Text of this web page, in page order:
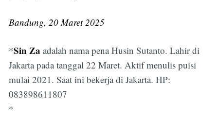
Bandung, 20 Maret 2025
*Sin Za adalah nama pena Husin Sutanto. Lahir di
Jakarta pada tanggal 22 Maret. Aktif menulis puisi
mulai 2021. Saat ini bekerja di Jakarta. HP:
083898611807
*